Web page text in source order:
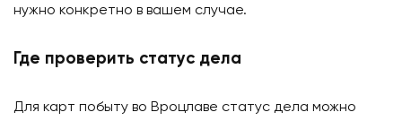
нужно конкретно в вашем случае.
Где проверить статус дела
Для карт побыту во Вроцлаве статус дела можно